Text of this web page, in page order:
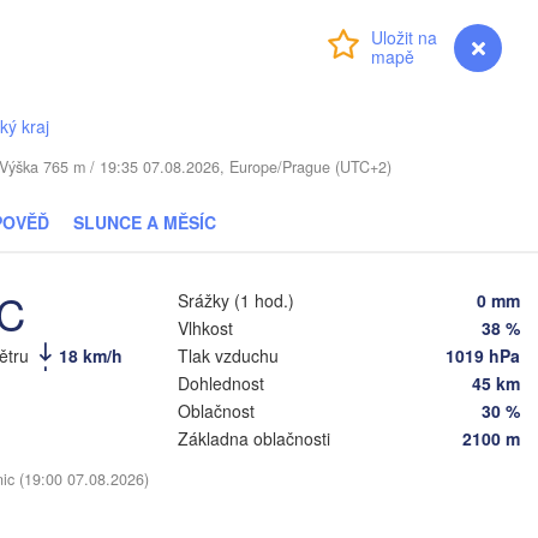
myVentusky Předpověď
kraj
765 m / 19:35 07.08.2026, Europe/Prague (UTC+2)
SLUNCE A MĚSÍC
18 km/h
Srážky (1 hod.)
0 mm
Vlhkost
38 %
Tlak vzduchu
1019 hPa
Dohlednost
45 km
Oblačnost
30 %
Základna oblačnosti
2100 m
(19:00 07.08.2026)
(Minsk)
Vilnius
(Babrujsk)
Баранавічы
(Baranavičy)
Мазыр
Салігорск
(Salihorsk)
(Viciebsk)
BĚLORUSKO